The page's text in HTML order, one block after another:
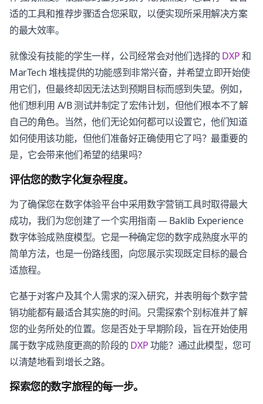
适的工具和推荐步骤适合您采取，以便实现所采用解决方案
的最大效率。
就像没有技能的学生一样，公司经常会对他们选择的 DXP和
MarTech 堆栈提供的功能感到非常兴奋，并希望立即开始使
用它们，但最终却因无法达到预期目标而感到失望。例如，
他们想利用 A/B 测试并制定了宏伟计划，但他们根本不了解
自己的角色。当然，他们无论如何都可以设置它，他们知道
如何使用该功能，但他们准备好正确使用它了吗？最重要的
是，它会带来他们希望的结果吗？
评估您的数字化复杂程度。
为了确保您在数字体验平台中采用数字营销工具时取得最大
成功，我们为您创建了一个实用指南 — Baklib Experience
数字体验成熟度模型。它是一种确定您的数字成熟度水平的
简单方法，也是一份路线图，向您展示实现既定目标的最合
适旅程。
它基于对客户及其个人需求的深入研究，并表明每个数字营
销功能都有最适合其实施的时间。只需探索个别标准并了解
您的业务所处的位置。您是否处于早期阶段，旨在开始使用
属于数字成熟度更高的阶段的 DXP功能？通过此模型，您可
以清楚地看到增长之路。
探索您的数字旅程的每一步。